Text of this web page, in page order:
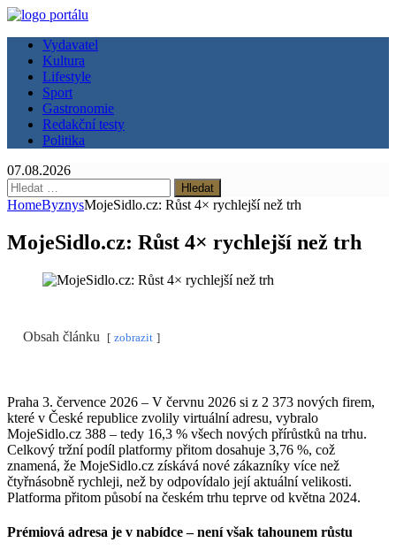
Vydavatel
Kultura
Lifestyle
Sport
Gastronomie
Redakční testy
Politika
07.08.2026
Vyhledávání
HomeByznysMojeSidlo.cz: Růst 4× rychlejší než trh
MojeSidlo.cz: Růst 4× rychlejší než trh
Obsah článku zobrazit
Praha 3. července 2026 – V červnu 2026 si z 2 373 nových firem,
které v České republice zvolily virtuální adresu, vybralo
MojeSidlo.cz 388 – tedy 16,3 % všech nových přírůstků na trhu.
Celkový tržní podíl platformy přitom dosahuje 3,76 %, což
znamená, že MojeSidlo.cz získává nové zákazníky více než
čtyřnásobně rychleji, než by odpovídalo její aktuální velikosti.
Platforma přitom působí na českém trhu teprve od května 2024.
Prémiová adresa je v nabídce – není však tahounem růstu